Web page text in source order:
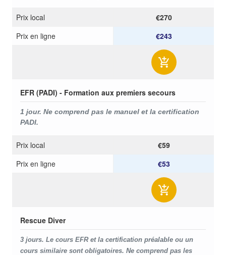
Prix ​​local
€270
Prix ​​en ligne
€243
EFR (PADI) - Formation aux premiers secours
1 jour. Ne comprend pas le manuel et la certification
PADI.
Prix ​​local
€59
Prix ​​en ligne
€53
Rescue Diver
3 jours. Le cours EFR et la certification préalable ou un
cours similaire sont obligatoires. Ne comprend pas les